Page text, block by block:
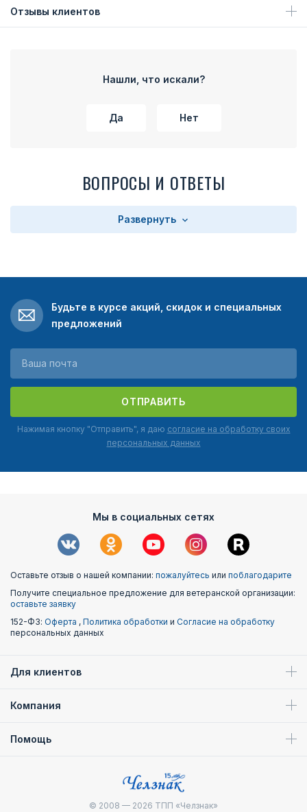
Отзывы клиентов
Нашли, что искали?
Да Нет
ВОПРОСЫ И ОТВЕТЫ
Развернуть
Будьте в курсе акций, скидок и специальных
предложений
ОТПРАВИТЬ
Нажимая кнопку "Отправить", я даю согласие на обработку своих
персональных данных
Мы в социальных сетях
Оставьте отзыв о нашей компании: пожалуйтесь или поблагодарите
Получите специальное предложение для ветеранской организации:
оставьте заявку
152-ФЗ: Оферта , Политика обработки и Согласие на обработку
персональных данных
Для клиентов
Компания
Помощь
© 2008 — 2026 ТПП «Челзнак»